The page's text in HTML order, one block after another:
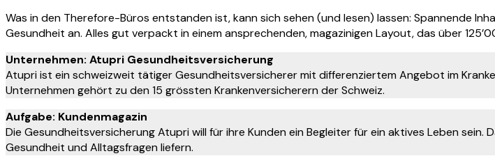
Was in den Therefore-Büros entstanden ist, kann sich sehen (und lesen) lassen: Spannende
Gesundheit an. Alles gut verpackt in einem ansprechenden, magazinigen Layout, das über
Unternehmen: Atupri Gesundheitsversicherung
Atupri ist ein schweizweit tätiger Gesundheitsversicherer mit differenziertem Angebot im
Unternehmen gehört zu den 15 grössten Krankenversicherern der Schweiz.
Aufgabe: Kundenmagazin
Die Gesundheitsversicherung Atupri will für ihre Kunden ein Begleiter für ein aktives Leben
Gesundheit und Alltagsfragen liefern.